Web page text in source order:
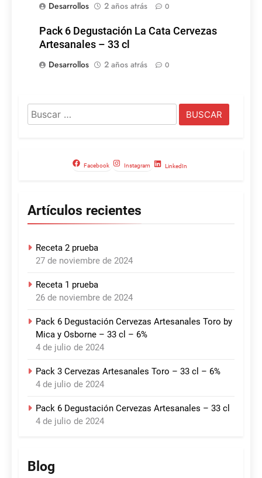
Desarrollos
2 años atrás 0
Pack 6 Degustación La Cata Cervezas
Artesanales – 33 cl
Desarrollos
2 años atrás 0
Buscar:
Facebook Instagram LinkedIn
Artículos recientes
Receta 2 prueba
27 de noviembre de 2024
Receta 1 prueba
26 de noviembre de 2024
Pack 6 Degustación Cervezas Artesanales Toro by
Mica y Osborne – 33 cl – 6%
4 de julio de 2024
Pack 3 Cervezas Artesanales Toro – 33 cl – 6%
4 de julio de 2024
Pack 6 Degustación Cervezas Artesanales – 33 cl
4 de julio de 2024
Blog